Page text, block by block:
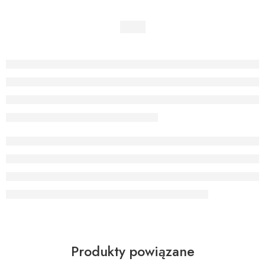
Produkty powiązane